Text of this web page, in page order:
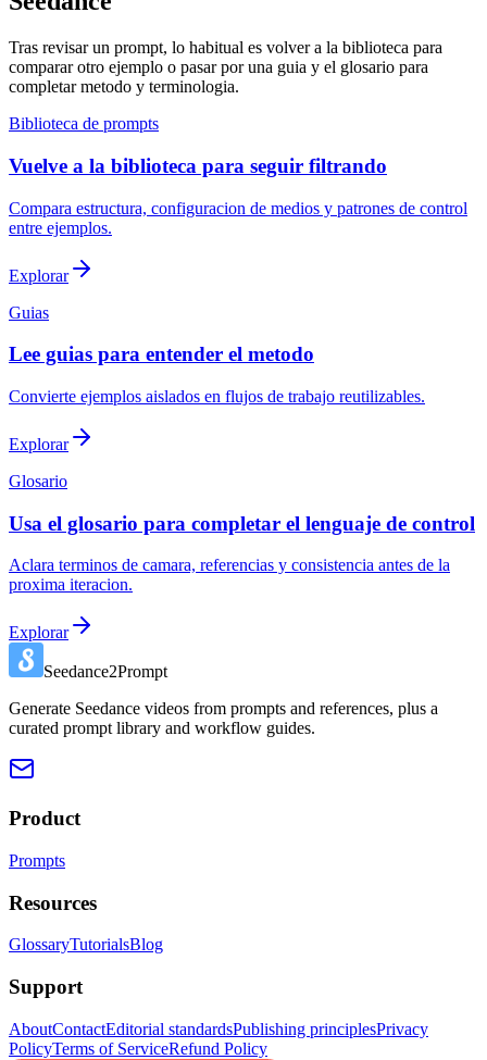
Tras revisar un prompt, lo habitual es volver a la biblioteca para
comparar otro ejemplo o pasar por una guia y el glosario para
completar metodo y terminologia.
Biblioteca de prompts
Vuelve a la biblioteca para seguir filtrando
Compara estructura, configuracion de medios y patrones de control
entre ejemplos.
Explorar
Guias
Lee guias para entender el metodo
Convierte ejemplos aislados en flujos de trabajo reutilizables.
Explorar
Glosario
Usa el glosario para completar el lenguaje de control
Aclara terminos de camara, referencias y consistencia antes de la
proxima iteracion.
Explorar
Seedance2Prompt
Generate Seedance videos from prompts and references, plus a
curated prompt library and workflow guides.
Product
Prompts
Resources
GlossaryTutorialsBlog
Support
AboutContactEditorial standardsPublishing principlesPrivacy
PolicyTerms of ServiceRefund Policy